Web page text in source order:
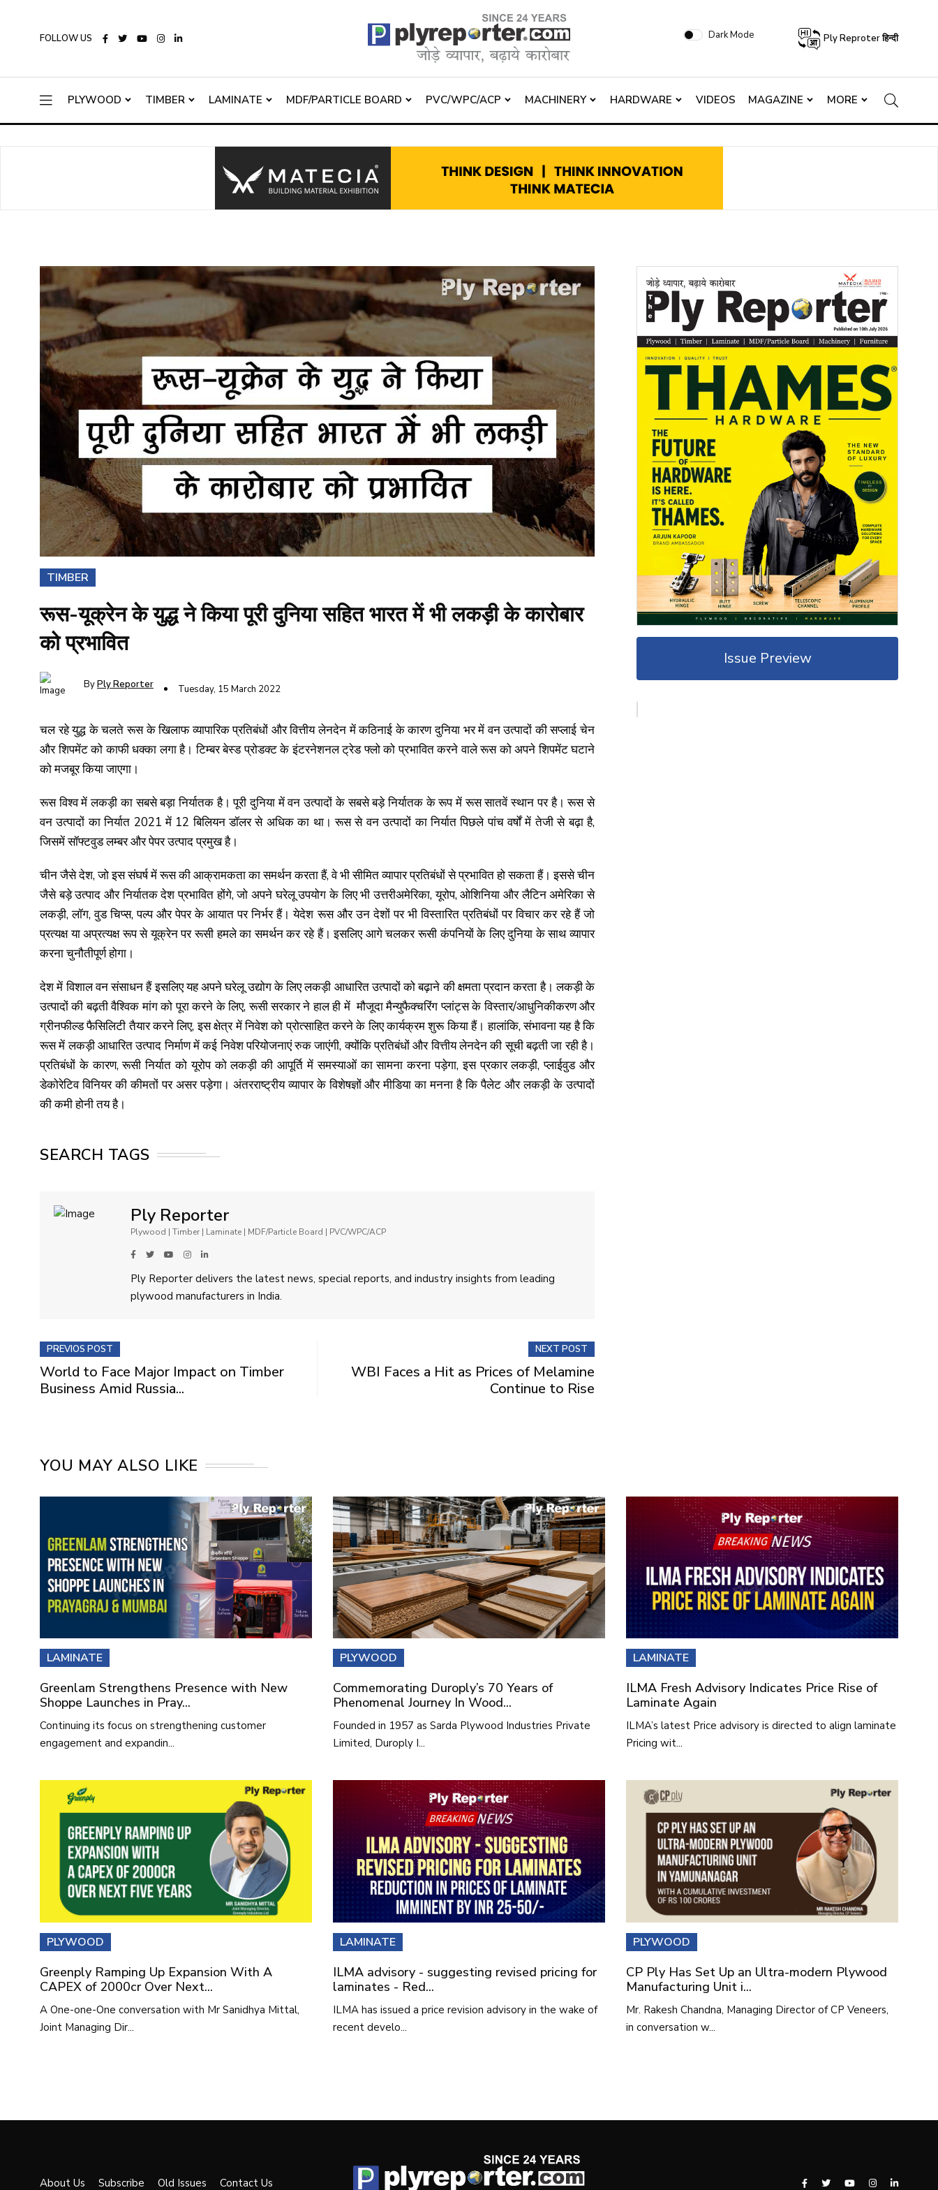
FOLLOW US Dark Mode Ply Reproter हिन्दी
PLYWOOD TIMBER LAMINATE MDF/PARTICLE BOARD PVC/WPC/ACP MACHINERY HARDWARE VIDEOS MAGAZINE MORE
TIMBER
रूस-यूक्रेन के युद्ध ने किया पूरी दुनिया सहित भारत में भी लकड़ी के कारोबार
को प्रभावित
ByPly Reporter Tuesday, 15 March 2022
चल रहे युद्ध के चलते रूस के खिलाफ व्यापारिक प्रतिबंधों और वित्तीय लेनदेन में कठिनाई के कारण दुनिया भर में वन उत्पादों की सप्लाई चेन
और शिपमेंट को काफी धक्का लगा है। टिम्बर बेस्ड प्रोडक्ट के इंटरनेशनल ट्रेड फ्लो को प्रभावित करने वाले रूस को अपने शिपमेंट घटाने
को मजबूर किया जाएगा।
रूस विश्व में लकड़ी का सबसे बड़ा निर्यातक है। पूरी दुनिया में वन उत्पादों के सबसे बड़े निर्यातक के रूप में रूस सातवें स्थान पर है। रूस से
वन उत्पादों का निर्यात 2021 में 12 बिलियन डॉलर से अधिक का था। रूस से वन उत्पादों का निर्यात पिछले पांच वर्षों में तेजी से बढ़ा है,
जिसमें सॉफ्टवुड लम्बर और पेपर उत्पाद प्रमुख है।
चीन जैसे देश, जो इस संघर्ष में रूस की आक्रामकता का समर्थन करता हैं, वे भी सीमित व्यापार प्रतिबंधों से प्रभावित हो सकता हैं। इससे चीन
जैसे बड़े उत्पाद और निर्यातक देश प्रभावित होंगे, जो अपने घरेलू उपयोग के लिए भी उत्तरीअमेरिका, यूरोप, ओशिनिया और लैटिन अमेरिका से
लकड़ी, लॉग, वुड चिप्स, पल्प और पेपर के आयात पर निर्भर हैं। येदेश रूस और उन देशों पर भी विस्तारित प्रतिबंधों पर विचार कर रहे हैं जो
प्रत्यक्ष या अप्रत्यक्ष रूप से यूक्रेन पर रूसी हमले का समर्थन कर रहे हैं। इसलिए आगे चलकर रूसी कंपनियों के लिए दुनिया के साथ व्यापार
करना चुनौतीपूर्ण होगा।
देश में विशाल वन संसाधन हैं इसलिए यह अपने घरेलू उद्योग के लिए लकड़ी आधारित उत्पादों को बढ़ाने की क्षमता प्रदान करता है। लकड़ी के
उत्पादों की बढ़ती वैश्विक मांग को पूरा करने के लिए, रूसी सरकार ने हाल ही में मौजूदा मैन्युफैक्चरिंग प्लांट्स के विस्तार/आधुनिकीकरण और
ग्रीनफील्ड फैसिलिटी तैयार करने लिए, इस क्षेत्र में निवेश को प्रोत्साहित करने के लिए कार्यक्रम शुरू किया हैं। हालांकि, संभावना यह है कि
रूस में लकड़ी आधारित उत्पाद निर्माण में कई निवेश परियोजनाएं रुक जाएंगी, क्योंकि प्रतिबंधों और वित्तीय लेनदेन की सूची बढ़ती जा रही है।
प्रतिबंधों के कारण, रूसी निर्यात को यूरोप को लकड़ी की आपूर्ति में समस्याओं का सामना करना पड़ेगा, इस प्रकार लकड़ी, प्लाईवुड और
डेकोरेटिव विनियर की कीमतों पर असर पड़ेगा। अंतरराष्ट्रीय व्यापार के विशेषज्ञों और मीडिया का मनना है कि पैलेट और लकड़ी के उत्पादों
की कमी होनी तय है।
SEARCH TAGS
Ply Reporter
Plywood | Timber | Laminate | MDF/Particle Board | PVC/WPC/ACP
Ply Reporter delivers the latest news, special reports, and industry insights from leading
plywood manufacturers in India.
PREVIOS POST
World to Face Major Impact on Timber
Business Amid Russia...
NEXT POST
WBI Faces a Hit as Prices of Melamine
Continue to Rise
Issue Preview
YOU MAY ALSO LIKE
LAMINATE
Greenlam Strengthens Presence with New
Shoppe Launches in Pray...
Continuing its focus on strengthening customer
engagement and expandin...
PLYWOOD
Commemorating Duroply’s 70 Years of
Phenomenal Journey In Wood...
Founded in 1957 as Sarda Plywood Industries Private
Limited, Duroply I...
LAMINATE
ILMA Fresh Advisory Indicates Price Rise of
Laminate Again
ILMA’s latest Price advisory is directed to align laminate
Pricing wit...
PLYWOOD
Greenply Ramping Up Expansion With A
CAPEX of 2000cr Over Next...
A One-one-One conversation with Mr Sanidhya Mittal,
Joint Managing Dir...
LAMINATE
ILMA advisory - suggesting revised pricing for
laminates - Red...
ILMA has issued a price revision advisory in the wake of
recent develo...
PLYWOOD
CP Ply Has Set Up an Ultra-modern Plywood
Manufacturing Unit i...
Mr. Rakesh Chandna, Managing Director of CP Veneers,
in conversation w...
About Us Subscribe Old Issues Contact Us